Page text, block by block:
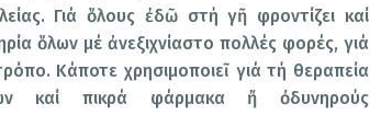
Γιά ὅλους ἐδῶ στή γῆ φροντίζει καί
ὅλων μέ ἀνεξιχνίαστο πολλές φορές, γιά
Κάποτε χρησιμοποιεῖ γιά τή θεραπεία
καί πικρά φάρμακα ἤ ὀδυνηρούς